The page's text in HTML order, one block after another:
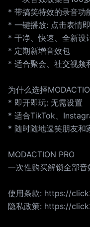
* 带搞笑特效的录音功
* 一键播放: 点击表情
* 干净、快速、全新设
* 定期新增音效包
* 适合聚会、社交视频
为什么选择
* 即开即玩: 无需设置
* 适合TikTok、
* 随时随地逗笑朋友和
MODACTION PRO
一次性购买解锁全部音
使用条款: https://
隐私政策: https://